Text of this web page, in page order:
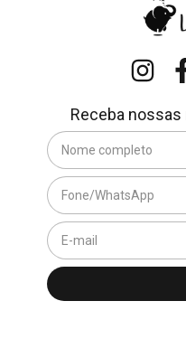
Receba nossas